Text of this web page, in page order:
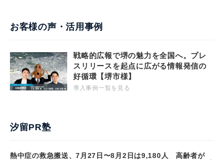
お客様の声・活用事例
戦略的広報で堺の魅力を全国へ。プレ
スリリースを起点に広がる情報発信の
好循環【堺市様】
導入事例一覧を見る
汐留PR塾
熱中症の救急搬送、7月27日〜8月2日は9,180人 高齢者が